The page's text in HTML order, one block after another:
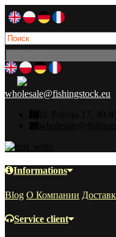
wholesale@fishingstock.eu
Informations
Blog О Компании
Service client